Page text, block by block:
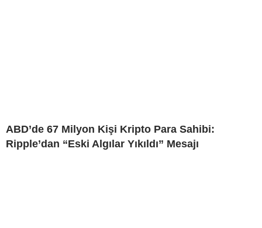
ABD’de 67 Milyon Kişi Kripto Para Sahibi:
Ripple’dan “Eski Algılar Yıkıldı” Mesajı